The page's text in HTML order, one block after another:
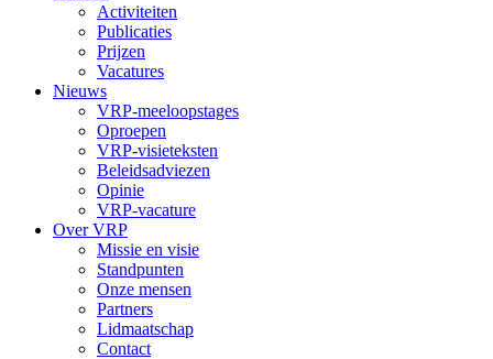
Activiteiten
Publicaties
Prijzen
Vacatures
Nieuws
VRP-meeloopstages
Oproepen
VRP-visieteksten
Beleidsadviezen
Opinie
VRP-vacature
Over VRP
Missie en visie
Standpunten
Onze mensen
Partners
Lidmaatschap
Contact